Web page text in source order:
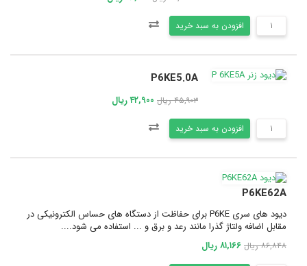
افزودن به سبد خرید
P6KE5.0A
۴۵,۹۰۳ ریال ۴۲,۹۰۰ ریال
افزودن به سبد خرید
P6KE62A
دیود های سری P6KE برای حفاظت از دستگاه های حساس الکترونیکی در
مقابل اضافه ولتاژ گذرا مانند رعد و برق و ... استفاده می شود....
۸۶,۸۴۸ ریال ۸۱,۱۶۶ ریال